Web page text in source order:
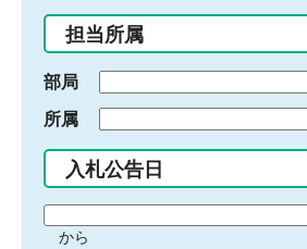
入
力
担当所属
部局
所属
入札公告日
間から